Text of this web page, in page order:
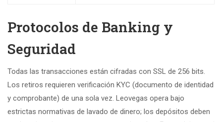
Protocolos de Banking y
Seguridad
Todas las transacciones están cifradas con SSL de 256 bits.
Los retiros requieren verificación KYC (documento de identidad
y comprobante) de una sola vez. Leovegas opera bajo
estrictas normativas de lavado de dinero; los depósitos deben